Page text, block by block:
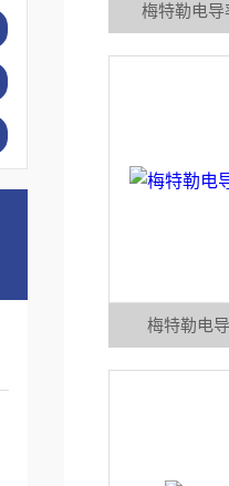
梅特勒电导
梅特勒电